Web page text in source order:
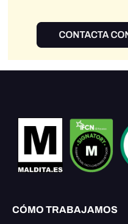
CÓMO TRABAJAMOS